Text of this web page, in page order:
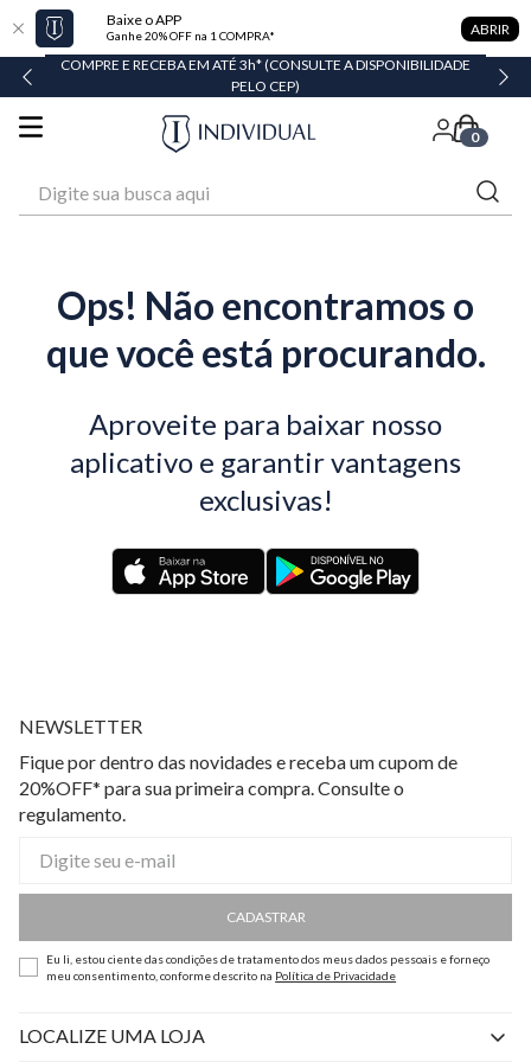
Baixe o APP
Ganhe 20% OFF na 1 COMPRA* ABRIR
COMPRE E RECEBA EM ATÉ 3h* (CONSULTE A DISPONIBILIDADE
PELO CEP)
0
Ops! Não encontramos o
que você está procurando.
Aproveite para baixar nosso
aplicativo e garantir vantagens
exclusivas!
NEWSLETTER
Fique por dentro das novidades e receba um cupom de
20%OFF* para sua primeira compra. Consulte o
regulamento.
CADASTRAR
Eu li, estou ciente das condições de tratamento dos meus dados pessoais e forneço
meu consentimento, conforme descrito na Política de Privacidade
LOCALIZE UMA LOJA